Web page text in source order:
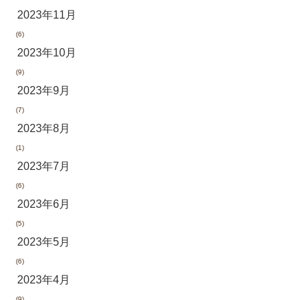
2023年11月
(6)
2023年10月
(9)
2023年9月
(7)
2023年8月
(1)
2023年7月
(6)
2023年6月
(5)
2023年5月
(6)
2023年4月